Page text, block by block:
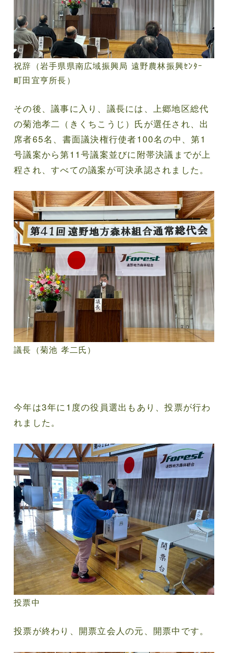
祝辞（岩手県県南広域振興局 遠野農林振興ｾﾝﾀｰ
町田宜亨所長）
その後、議事に入り、議長には、上郷地区総代
の菊池孝二（きくちこうじ）氏が選任され、出
席者65名、書面議決権行使者100名の中、第1
号議案から第11号議案並びに附帯決議までが上
程され、すべての議案が可決承認されました。
議長（菊池 孝二氏）
今年は3年に1度の役員選出もあり、投票が行わ
れました。
投票中
投票が終わり、開票立会人の元、開票中です。